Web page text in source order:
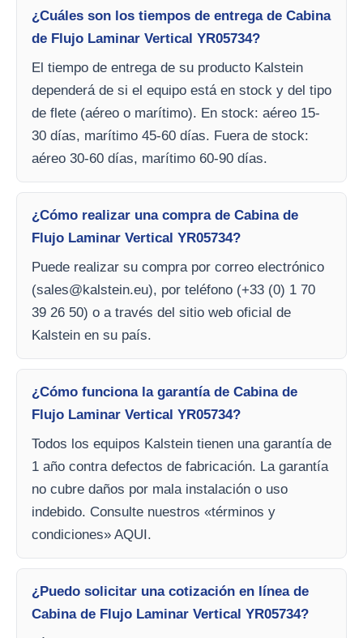
¿Cuáles son los tiempos de entrega de Cabina
de Flujo Laminar Vertical YR05734?
El tiempo de entrega de su producto Kalstein
dependerá de si el equipo está en stock y del tipo
de flete (aéreo o marítimo). En stock: aéreo 15-
30 días, marítimo 45-60 días. Fuera de stock:
aéreo 30-60 días, marítimo 60-90 días.
¿Cómo realizar una compra de Cabina de
Flujo Laminar Vertical YR05734?
Puede realizar su compra por correo electrónico
(sales@kalstein.eu), por teléfono (+33 (0) 1 70
39 26 50) o a través del sitio web oficial de
Kalstein en su país.
¿Cómo funciona la garantía de Cabina de
Flujo Laminar Vertical YR05734?
Todos los equipos Kalstein tienen una garantía de
1 año contra defectos de fabricación. La garantía
no cubre daños por mala instalación o uso
indebido. Consulte nuestros «términos y
condiciones» AQUI.
¿Puedo solicitar una cotización en línea de
Cabina de Flujo Laminar Vertical YR05734?